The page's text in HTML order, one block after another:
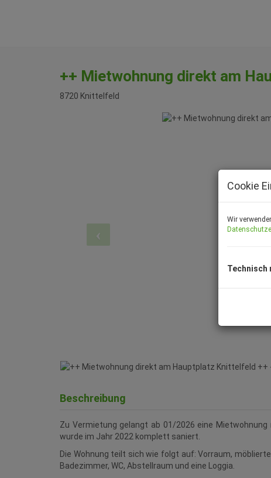
++ Mietwohnung direkt am
8720 Knittelfeld
Beschreibung
Zu Vermietung gelangt ab 01/2026 eine
wurde im Jahr 2022 komplett saniert.
Die Wohnung teilt sich wie folgt auf: Vorraum,
Badezimmer, WC, Abstellraum und eine Loggia.
Cookie
Wir
Technisch